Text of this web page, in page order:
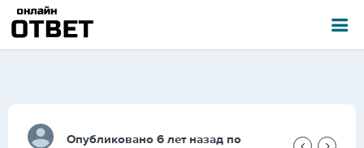
Опубликовано 6 лет назад по